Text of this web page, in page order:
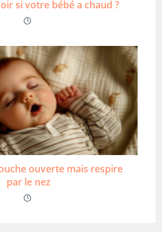
si votre bébé a chaud ?
ouverte mais respire
par le nez